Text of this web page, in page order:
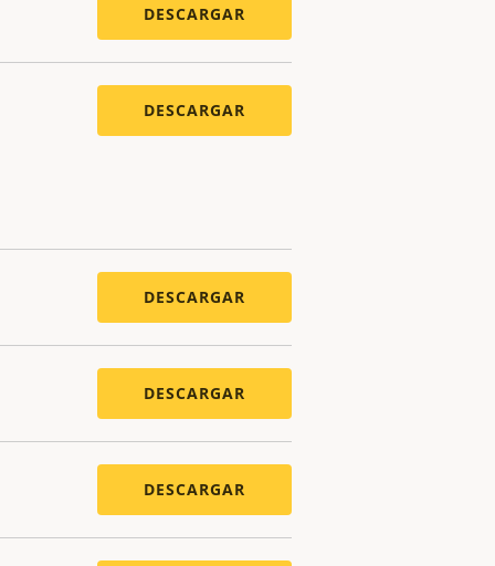
DESCARGAR
DESCARGAR
DESCARGAR
DESCARGAR
DESCARGAR